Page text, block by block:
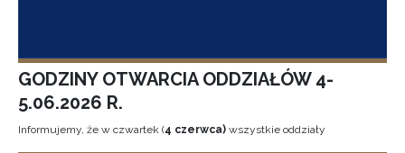
GODZINY OTWARCIA ODDZIAŁÓW 4-
5.06.2026 R.
Informujemy, że w czwartek (4 czerwca) wszystkie oddziały